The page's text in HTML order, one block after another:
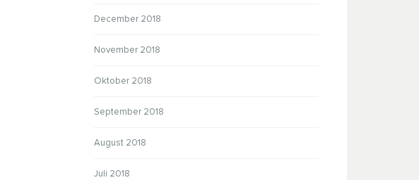
December 2018
November 2018
Oktober 2018
September 2018
August 2018
Juli 2018